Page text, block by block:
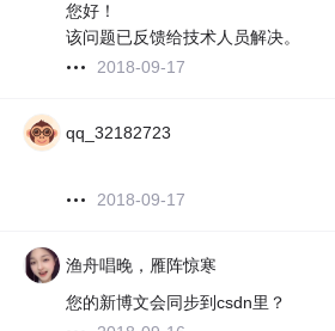
您好！
该问题已反馈给技术人员解决。
2018-09-17
qq_32182723
2018-09-17
渔舟唱晚，雁阵惊寒
您的新博文会同步到csdn里？